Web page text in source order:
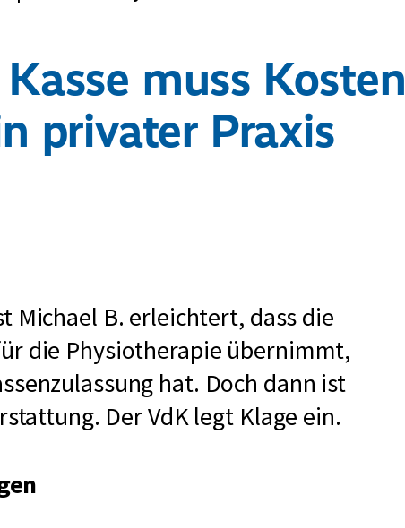
muss Kosten
privater Praxis
Michael B. erleichtert, dass die
die Physiotherapie übernimmt,
hat. Doch dann ist
Der VdK legt Klage ein.